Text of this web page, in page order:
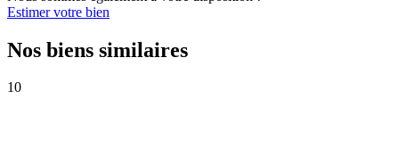
Estimer votre bien
Nos biens similaires
10